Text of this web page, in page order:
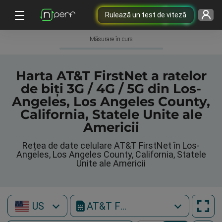
Rulează un test de viteză
Măsurare în curs
Harta AT&T FirstNet a ratelor
de biți 3G / 4G / 5G din Los-
Angeles, Los Angeles County,
California, Statele Unite ale
Americii
Rețea de date celulare AT&T FirstNet în Los-
Angeles, Los Angeles County, California, Statele
Unite ale Americii
US AT&T FirstNet